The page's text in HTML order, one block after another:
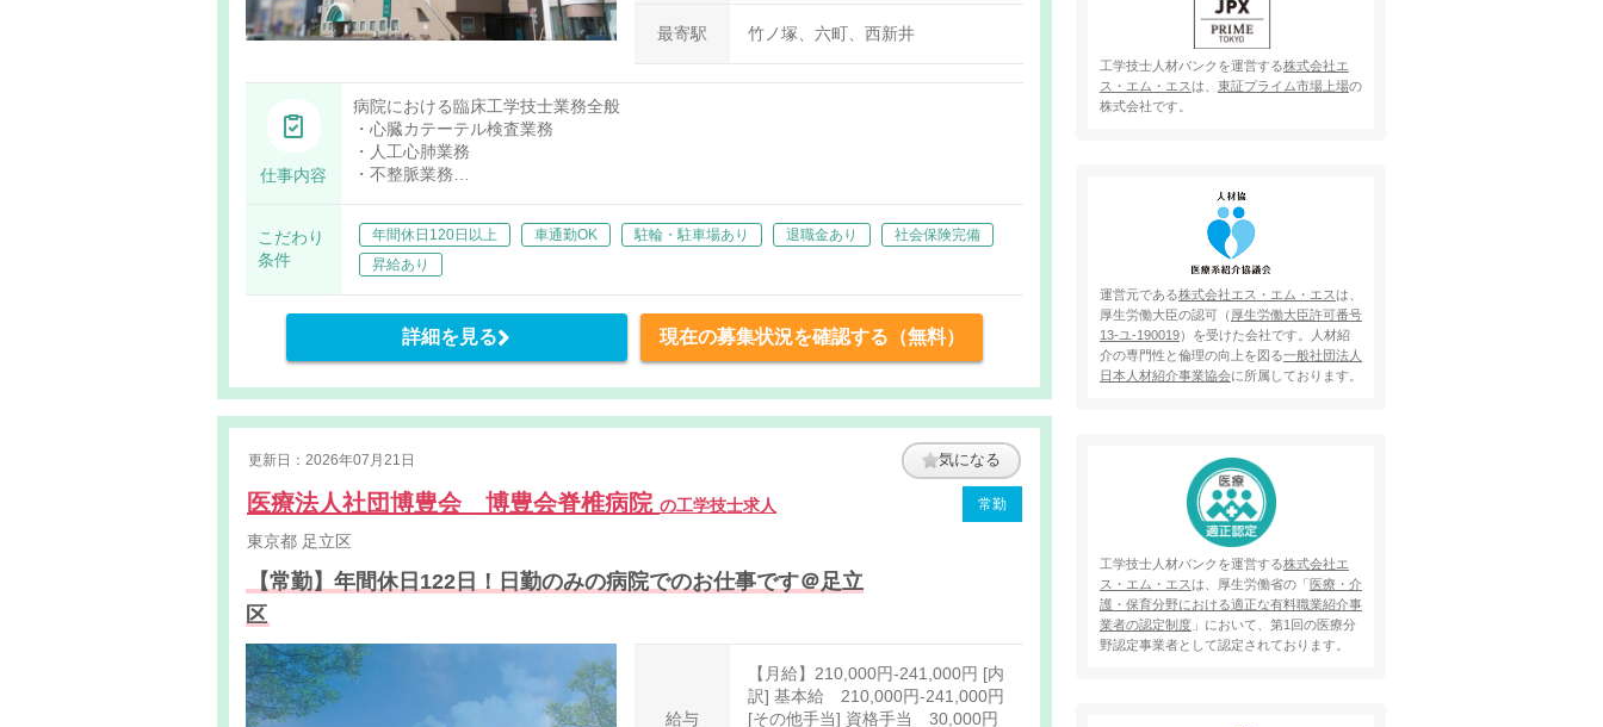
刻・無欠勤の場合）
最寄駅 竹ノ塚、六町、西新井
仕事内容
病院における臨床工学技士業務全般
・心臓カテーテル検査業務
・人工心肺業務
・不整脈業務
・高気圧酸素療法業務
・医療機器管理業務 等
こだわり
条件
年間休日120日以上 車通勤OK 駐輪・駐車場あり 退職金あり
社会保険完備
昇給あり
詳細を見る 現在の募集状況を確認する（無料）
更新日：2026年07月21日 気になる
医療法人社団博豊会 博豊会脊椎病院 の工学技士求人 常勤
東京都 足立区
【常勤】年間休日122日！日勤のみの病院でのお仕事です＠足立
区
給与
【月給】210,000円-241,000円 [内
訳] 基本給 210,000円-241,000円
[その他手当] 資格手当 30,000円
工学技士人材バンクを運営する株式会社エ
ス・エム・エスは、 東証プライム市場上場の
株式会社です。
運営元である株式会社エス・エム・エスは、
厚生労働大臣の認可（ 厚生労働大臣許可番号
13-ユ-190019）を受けた会社です。人材紹
介の専門性と倫理の向上を図る一般社団法人
日本人材紹介事業協会に所属しております。
工学技士人材バンクを運営する株式会社エ
ス・エム・エスは、厚生労働省の「 医療・介
護・保育分野における適正な有料職業紹介事
業者の認定制度」において、第1回の医療分
野認定事業者として認定されております。